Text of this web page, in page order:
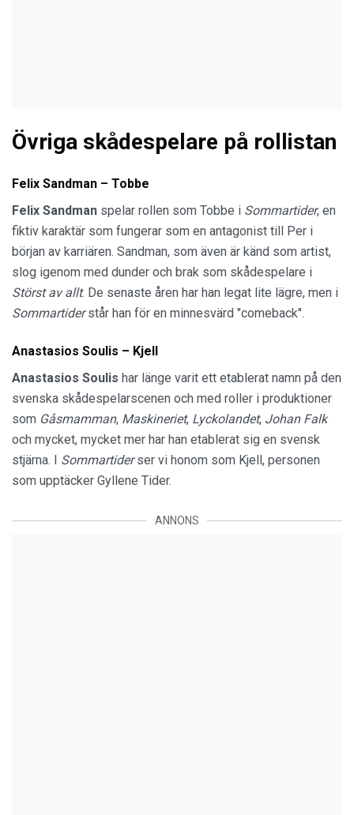
Övriga skådespelare på rollistan
Felix Sandman – Tobbe
Felix Sandman spelar rollen som Tobbe i Sommartider, en
fiktiv karaktär som fungerar som en antagonist till Per i
början av karriären. Sandman, som även är känd som artist,
slog igenom med dunder och brak som skådespelare i
Störst av allt. De senaste åren har han legat lite lägre, men i
Sommartiderstår han för en minnesvärd "comeback".
Anastasios Soulis – Kjell
Anastasios Soulis har länge varit ett etablerat namn på den
svenska skådespelarscenen och med roller i produktioner
som Gåsmamman, Maskineriet, Lyckolandet, Johan Falk
och mycket, mycket mer har han etablerat sig en svensk
stjärna. I Sommartiderser vi honom som Kjell, personen
som upptäcker Gyllene Tider.
ANNONS